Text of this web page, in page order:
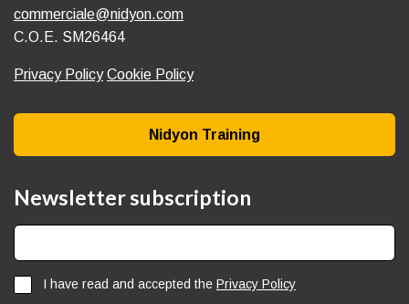
commerciale@nidyon.com
C.O.E. SM26464
Privacy Policy Cookie Policy
Nidyon Training
Newsletter subscription
I have read and accepted the Privacy Policy